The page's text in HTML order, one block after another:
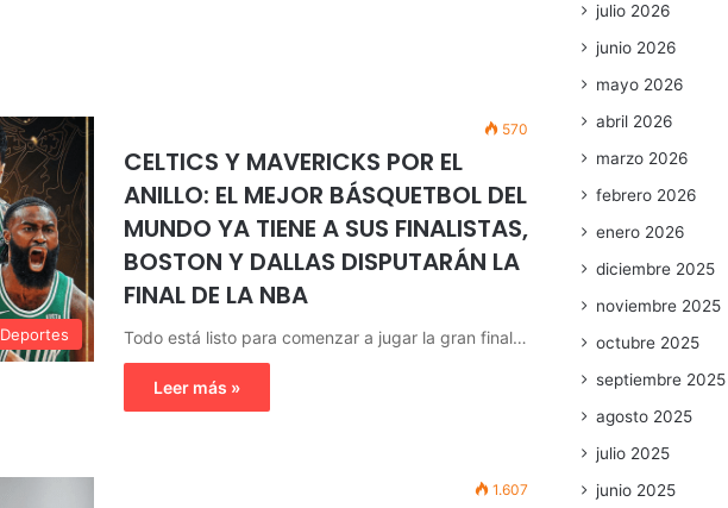
Deportes
570
CELTICS Y MAVERICKS POR EL
ANILLO: EL MEJOR BÁSQUETBOL DEL
MUNDO YA TIENE A SUS FINALISTAS,
BOSTON Y DALLAS DISPUTARÁN LA
FINAL DE LA NBA
Todo está listo para comenzar a jugar la gran final…
Leer más »
1.607
julio 2026
junio 2026
mayo 2026
abril 2026
marzo 2026
febrero 2026
enero 2026
diciembre 2025
noviembre 2025
octubre 2025
septiembre 2025
agosto 2025
julio 2025
junio 2025